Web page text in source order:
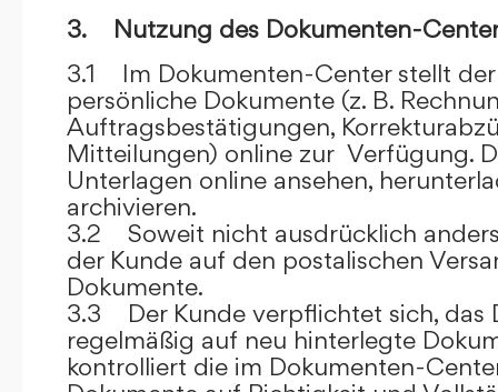
3. Nutzung des Dokumenten-
3.1 Im Dokumenten-Center stellt
persönliche Dokumente (z. B.
Auftragsbestätigungen,
Mitteilungen) online zur Verfügung.
Unterlagen online ansehen,
archivieren.
3.2 Soweit nicht ausdrücklich
der Kunde auf den postalischen
Dokumente.
3.3 Der Kunde verpflichtet sich, das
regelmäßig auf neu hinterlegte
kontrolliert die im Dokumenten-